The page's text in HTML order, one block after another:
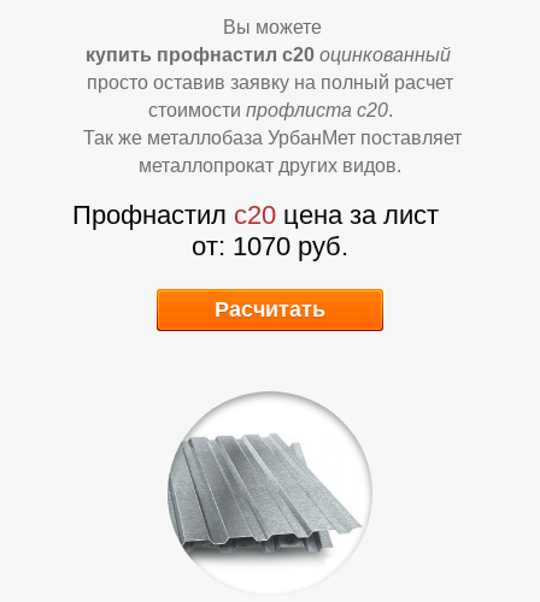
О
Вы можете
купить профнастил с20 оцинкованный
просто оставив заявку на полный расчет
стоимости профлиста с20.
Так же металлобаза УрбанМет поставляет
металлопрокат других видов.
Профнастил с20 цена за лист
от: 1070 руб.
Расчитать
О